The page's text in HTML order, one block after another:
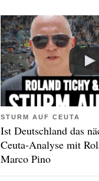
STURM AUF CEUTA
Ist Deutschland das
Ceuta-Analyse mit
Marco Pino